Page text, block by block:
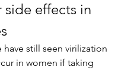
side effects in
in women if taking